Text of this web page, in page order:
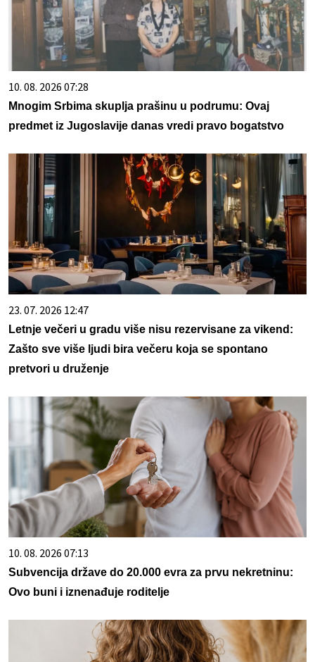
10. 08. 2026 07:28
Mnogim Srbima skuplja prašinu u podrumu: Ovaj
predmet iz Jugoslavije danas vredi pravo bogatstvo
23. 07. 2026 12:47
Letnje večeri u gradu više nisu rezervisane za vikend:
Zašto sve više ljudi bira večeru koja se spontano
pretvori u druženje
10. 08. 2026 07:13
Subvencija države do 20.000 evra za prvu nekretninu:
Ovo buni i iznenađuje roditelje